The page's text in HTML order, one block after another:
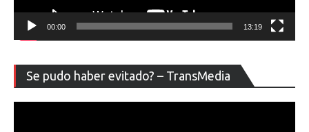
00:00 13:19
Se pudo haber evitado? – TransMedia
de